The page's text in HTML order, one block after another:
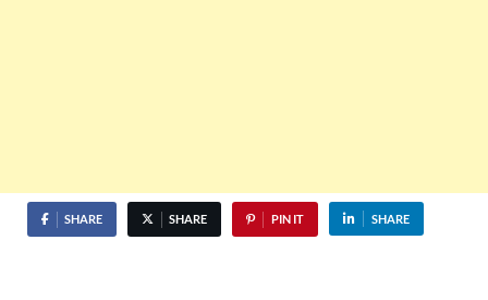
SHARE SHARE PIN IT SHARE